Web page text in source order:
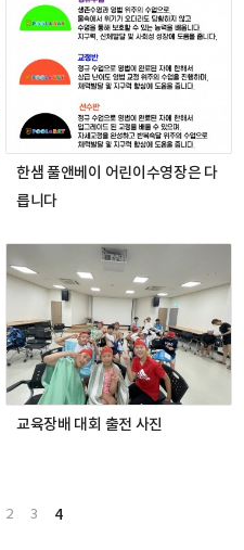
한샘 풀앤베이 어린이수영장은 다
릅니다
교육장배 대회 출전 사진
2 3 4